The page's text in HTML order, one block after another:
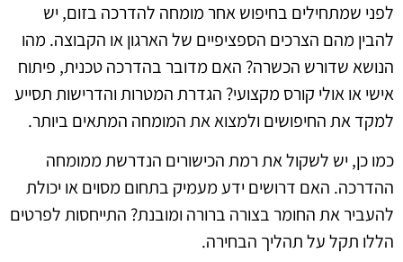
לפני שמתחילים בחיפוש אחר מומחה להדרכה בזום, יש
להבין מהם הצרכים הספציפיים של הארגון או הקבוצה. מהו
הנושא שדורש הכשרה? האם מדובר בהדרכה טכנית, פיתוח
אישי או אולי קורס מקצועי? הגדרת המטרות והדרישות תסייע
למקד את החיפושים ולמצוא את המומחה המתאים ביותר.
כמו כן, יש לשקול את רמת הכישורים הנדרשת ממומחה
ההדרכה. האם דרושים ידע מעמיק בתחום מסוים או יכולת
להעביר את החומר בצורה ברורה ומובנת? התייחסות לפרטים
הללו תקל על תהליך הבחירה.